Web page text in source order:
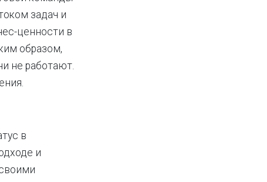
задач и
ценности в
образом,
не работают.
в
и